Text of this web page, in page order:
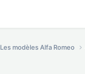
Les modèles Alfa Romeo